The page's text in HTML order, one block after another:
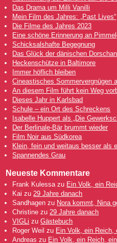
Das Drama um Milli Vanilli
Mein Film des Jahres: „Past Lives“
Die Filme des Jahres 2023
Eine schöne Erinnerung an
Schicksalshafte Begegnung
Das Glück der dänischen
Heckenschütze in Baltimore
Immer höflich bleiben
Cineastisches Sommervergnügen
An diesem Film führt kein Weg
Dieses Jahr in Karlsbad
Schule – ein Ort des Schreckens
Isabelle Huppert als „Die
Der Berlinale-Bär brummt wieder
Film Noir aus Südkorea
Klein, fein und weitaus besser als
Spannendes Grau
Neueste Kommentare
Frank Kulessa zu Ein Volk, ein
Kai zu 29 Jahre danach
Sandhagen zu Nora kommt, Nina
Christine zu 29 Jahre danach
VIGLi zuGästebuch
Roger Weil zu Ein Volk, ein Reich,
Andreas zu Ein Volk, ein Reich,